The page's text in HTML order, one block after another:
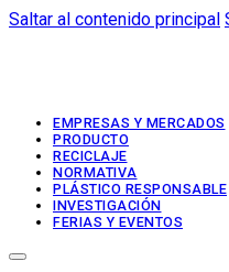
Saltar al contenido principal
EMPRESAS Y MERCADOS
PRODUCTO
RECICLAJE
NORMATIVA
PLÁSTICO RESPONSABLE
INVESTIGACIÓN
FERIAS Y EVENTOS